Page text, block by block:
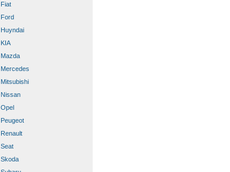
Fiat
Ford
Huyndai
KIA
Mazda
Mercedes
Mitsubishi
Nissan
Opel
Peugeot
Renault
Seat
Skoda